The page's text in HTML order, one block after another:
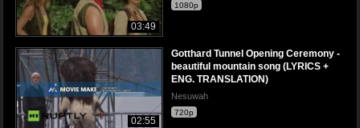
03:49
1080p
02:55
Gotthard Tunnel Opening Ceremony -
beautiful mountain song (LYRICS +
ENG. TRANSLATION)
Nesuwah
720p